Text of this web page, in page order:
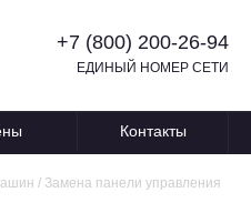
+7 (800) 200-26-94
ЕДИНЫЙ НОМЕР СЕТИ
Контакты
/ Замена панели управления